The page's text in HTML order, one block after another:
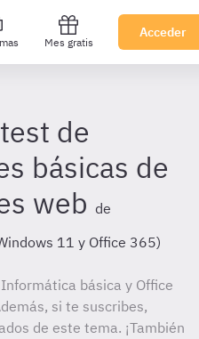
Mes gratis
Acceder
de
básicas de
web de
11 y Office 365)
básica y Office
si te suscribes,
de este tema. ¡También